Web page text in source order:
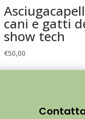
cani e gatti
show tech
€50,00